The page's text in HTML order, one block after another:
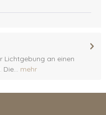
Lichtgebung an einen
mehr